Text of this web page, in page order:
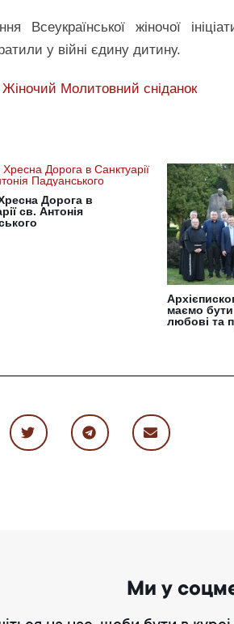
Всеукраїнської жіночої
у війні єдину дитину.
Жіночий Молитовний сніданок
Дорога в
св. Антонія
маємо бути
любові та
Ми у